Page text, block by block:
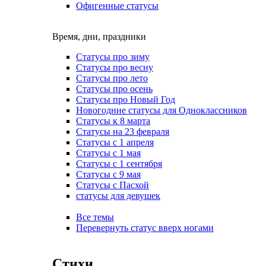
Офигенные статусы
Время, дни, праздники
Статусы про зиму
Статусы про весну
Статусы про лето
Статусы про осень
Статусы про Новый Год
Новогодние статусы для Одноклассников
Статусы к 8 марта
Статусы на 23 февраля
Статусы с 1 апреля
Статусы с 1 мая
Статусы с 1 сентября
Статусы с 9 мая
Статусы с Пасхой
статусы для девушек
Все темы
Перевернуть статус вверх ногами